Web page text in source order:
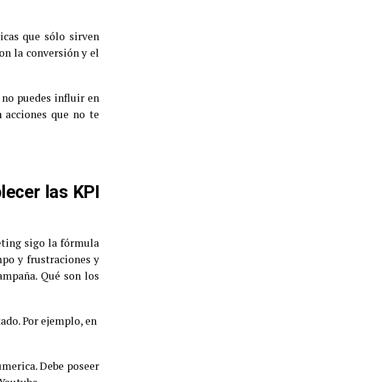
que sólo sirven
la conversión y el
puedes influir en
que no te
las KPI
sigo la fórmula
y frustraciones y
Qué son los
Por ejemplo, en
Debe poseer